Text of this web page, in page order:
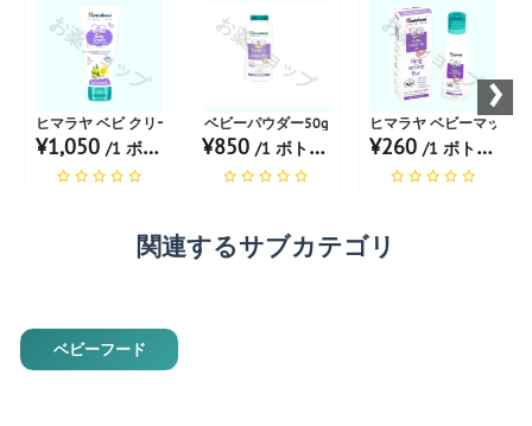
お薬ショップ
ヒマラヤ ベビ クリーム
¥1,050 /1 ボトル あたり
お薬ショップ
ベビーパウダー50g
¥850/1 ボトル あたり
お薬ショップ
ヒマラヤ ベビーマッサ
¥260 /1 ボトル あたり
›
関連するサブカテゴリ
ベビーフード